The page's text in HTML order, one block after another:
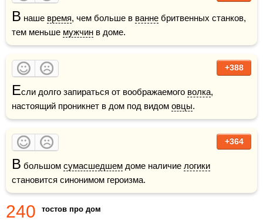
В наше время, чем больше в ванне бритвенных станков,
тем меньше мужчин в доме.
+388
Если долго запираться от воображаемого волка,
настоящий проникнет в дом под видом овцы.
+364
В большом сумасшедшем доме наличие логики
становится синонимом героизма.
240 тостов про дом